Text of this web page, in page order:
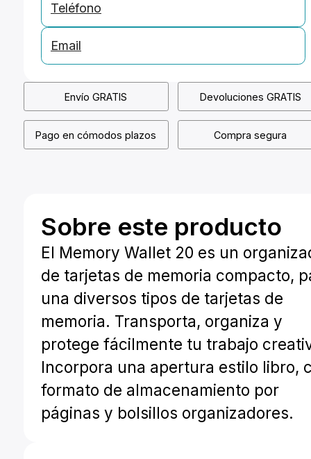
Teléfono
Email
Envío GRATIS Devoluciones GRATIS
Pago en cómodos plazos Compra segura
Sobre este producto
El Memory Wallet 20 es un
de tarjetas de memoria compacto,
una diversos tipos de tarjetas de
memoria. Transporta, organiza y
protege fácilmente tu trabajo
Incorpora una apertura estilo libro,
formato de almacenamiento por
páginas y bolsillos organizadores.